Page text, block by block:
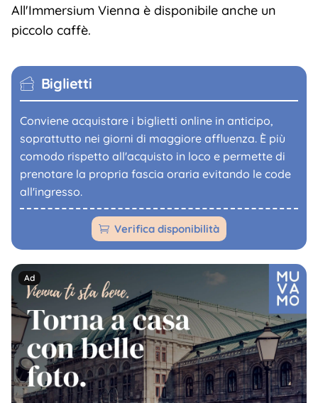
All'Immersium Vienna è disponibile anche un
piccolo caffè.
Biglietti
Conviene acquistare i biglietti online in anticipo,
soprattutto nei giorni di maggiore affluenza. È più
comodo rispetto all'acquisto in loco e permette di
prenotare la propria fascia oraria evitando le code
all'ingresso.
 Verifica disponibilità